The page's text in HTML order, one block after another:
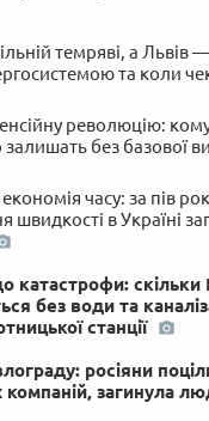
темряві, а Львів
та коли
революцію: кому
залишать без базової
часу: за пів
швидкості в Україні
катастрофи: скільки
без води та
станції
росіяни
компаній, загинула